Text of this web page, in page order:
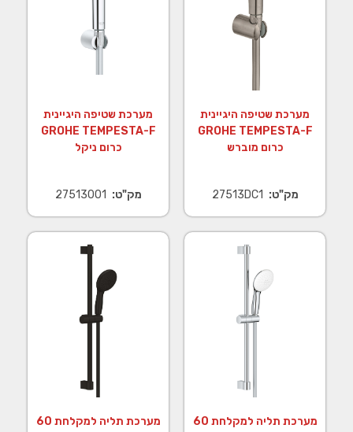
מערכת שטיפה היגיינית
GROHE TEMPESTA-F
כרום מוברש
מק"ט: 27513DC1
מערכת שטיפה היגיינית
GROHE TEMPESTA-F
כרום ניקל
מק"ט: 27513001
מערכת תליה למקלחת 60
מערכת תליה למקלחת 60